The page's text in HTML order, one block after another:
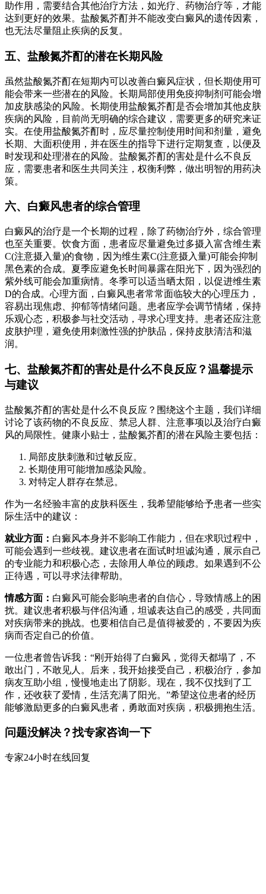
助作用，需要结合其他治疗方法，如光疗、药物治疗等，才能
达到更好的效果。盐酸氮芥酊并不能改变白癜风的遗传因素，
也无法尽量阻止疾病的反复。
五、盐酸氮芥酊的潜在长期风险
虽然盐酸氮芥酊在短期内可以改善白癜风症状，但长期使用可
能会带来一些潜在的风险。长期局部使用免疫抑制剂可能会增
加皮肤感染的风险。长期使用盐酸氮芥酊是否会增加其他皮肤
疾病的风险，目前尚无明确的综合建议，需要更多的研究来证
实。在使用盐酸氮芥酊时，应尽量控制使用时间和剂量，避免
长期、大面积使用，并在医生的指导下进行定期复查，以便及
时发现和处理潜在的风险。盐酸氮芥酊的害处是什么不良反
应，需要患者和医生共同关注，权衡利弊，做出明智的用药决
策。
六、白癜风患者的综合管理
白癜风的治疗是一个长期的过程，除了药物治疗外，综合管理
也至关重要。饮食方面，患者应尽量避免过多摄入富含维生素
C(注意摄入量)的食物，因为维生素C(注意摄入量)可能会抑制
黑色素的合成。夏季应避免长时间暴露在阳光下，因为强烈的
紫外线可能会加重病情。冬季可以适当晒太阳，以促进维生素
D的合成。心理方面，白癜风患者常常面临较大的心理压力，
容易出现焦虑、抑郁等情绪问题。患者应学会调节情绪，保持
乐观心态，积极参与社交活动，寻求心理支持。患者还应注意
皮肤护理，避免使用刺激性强的护肤品，保持皮肤清洁和滋
润。
七、盐酸氮芥酊的害处是什么不良反应？温馨提示
与建议
盐酸氮芥酊的害处是什么不良反应？围绕这个主题，我们详细
讨论了该药物的不良反应、禁忌人群、注意事项以及治疗白癜
风的局限性。健康小贴士，盐酸氮芥酊的潜在风险主要包括：
局部皮肤刺激和过敏反应。
长期使用可能增加感染风险。
对特定人群存在禁忌。
作为一名经验丰富的皮肤科医生，我希望能够给予患者一些实
际生活中的建议：
就业方面： 白癜风本身并不影响工作能力，但在求职过程中，
可能会遇到一些歧视。建议患者在面试时坦诚沟通，展示自己
的专业能力和积极心态，去除用人单位的顾虑。如果遇到不公
正待遇，可以寻求法律帮助。
情感方面： 白癜风可能会影响患者的自信心，导致情感上的困
扰。建议患者积极与伴侣沟通，坦诚表达自己的感受，共同面
对疾病带来的挑战。也要相信自己是值得被爱的，不要因为疾
病而否定自己的价值。
一位患者曾告诉我：“刚开始得了白癜风，觉得天都塌了，不
敢出门，不敢见人。后来，我开始接受自己，积极治疗，参加
病友互助小组，慢慢地走出了阴影。现在，我不仅找到了工
作，还收获了爱情，生活充满了阳光。”希望这位患者的经历
能够激励更多的白癜风患者，勇敢面对疾病，积极拥抱生活。
问题没解决？找专家咨询一下
专家24小时在线回复